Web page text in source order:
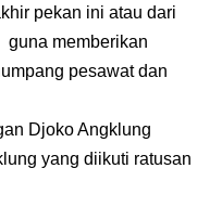
pekan ini atau dari
guna memberikan
pesawat dan
Djoko Angklung
yang diikuti ratusan